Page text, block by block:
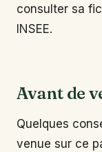
consulter sa
INSEE.
Avant de
Quelques
venue sur ce